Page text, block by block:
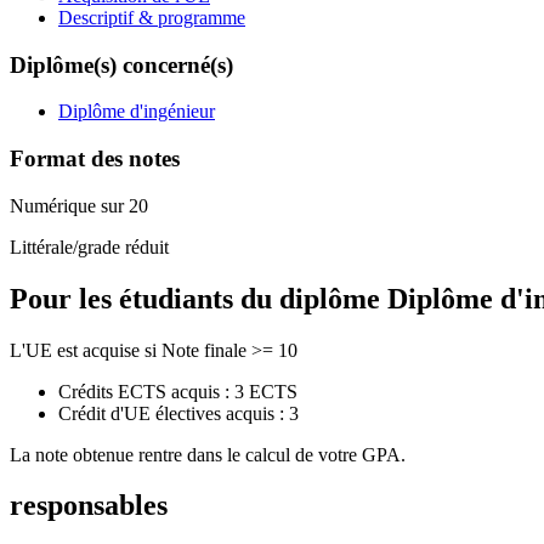
Descriptif & programme
Diplôme(s) concerné(s)
Diplôme d'ingénieur
Format des notes
Numérique sur 20
Littérale/grade réduit
Pour les étudiants du diplôme Diplôme
L'UE est acquise si Note finale >= 10
Crédits ECTS acquis : 3 ECTS
Crédit d'UE électives acquis : 3
La note obtenue rentre dans le calcul de votre GPA.
responsables